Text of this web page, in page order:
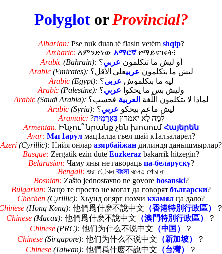
PolyglotorProvincial?
Albanian: Pse nuk duan të flasin vetëm shqip?
Amharic: ለምንድነው አማርኛየማይናገሩት፧
Arabic (Bahrain): أو ليش ما تتكلمون عربي؟
Arabic (Emirates): ليش ما يتكلمون عربيعلى الأقل؟
Arabic (Egypt): ليه ما بتكلموش عربي؟
Arabic (Palestine): وليش بس ما يحكوا عربي؟
Arabic (Saudi Arabia): لماذا لا يتكلمون اللّغة العربية فحسب؟
Arabic (Syria): ليش ماعم بيحكو عربي؟
Aramaic:
לְמָה לָא יאמרוּן בְּאַרָמִית?
Armenian: Ինչու՞ նրանք չեն խոսումՀայերեն
Avar: Маг1арулмац1алда гьел щай к1алъаларел?
Azeri (Cyrillic): Нийя онлар азярбайжан дилиндя данышмырлар?
Basque: Zergatik ezin dute Euzkeraz bakarrik hitzegin?
Belarusian: Чаму яны не гавораць па-беларуску?
Bengali: ওরা েকনবাংলাবলেত পাের না
Bosnian: Zašto jednostavno ne govore bosanski?
Bulgarian: Защо те просто не могат да говорят български?
Chechen (Cyrillic): Хьунд оцярг нохчи кхамял ца дало?
(Hong Kong): 他們爲什麽不說中文 （香港特別行政區）
？
Chinese (Macau): 他們爲什麽不說中文 （澳門特別行政區）
？
Chinese (PRC): 他们为什么不说中文 （中国）
？
Chinese (Singapore): 他们为什么不说中文 （新加坡）
？
Chinese (Taiwan): 他們爲什麽不說中文 （台灣）
？